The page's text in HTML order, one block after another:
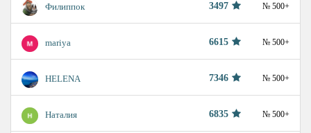
Филиппок 3497 № 500+
mariya 6615 № 500+
HELENA 7346 № 500+
Наталия 6835 № 500+